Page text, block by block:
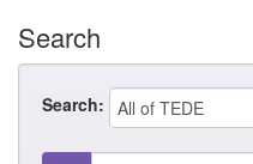
Search
Search: